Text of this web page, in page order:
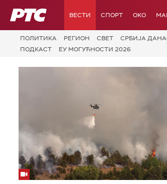
РТС ВЕСТИ СПОРТ OKO
ПОЛИТИКА РЕГИОН СВЕТ СРБИЈА
ПОДКАСТ
ЕУ МОГУЋНОСТИ 2026